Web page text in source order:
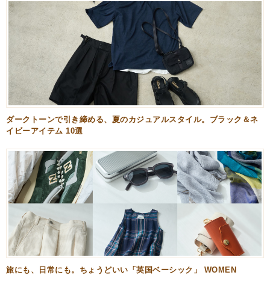
ダークトーンで引き締める、夏のカジュアルスタイル。ブラック＆ネ
イビーアイテム 10選
旅にも、日常にも。ちょうどいい「英国ベーシック」 WOMEN